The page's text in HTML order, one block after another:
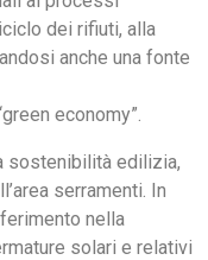
dei rifiuti, alla
anche una fonte
economy”.
sostenibilità edilizia,
serramenti. In
nella
solari e relativi